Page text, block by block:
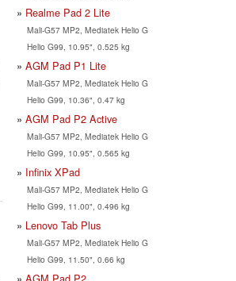
Realme Pad 2 Lite
Mali-G57 MP2, Mediatek Helio G
Helio G99, 10.95", 0.525 kg
AGM Pad P1 Lite
Mali-G57 MP2, Mediatek Helio G
Helio G99, 10.36", 0.47 kg
AGM Pad P2 Active
Mali-G57 MP2, Mediatek Helio G
Helio G99, 10.95", 0.565 kg
Infinix XPad
Mali-G57 MP2, Mediatek Helio G
Helio G99, 11.00", 0.496 kg
Lenovo Tab Plus
Mali-G57 MP2, Mediatek Helio G
Helio G99, 11.50", 0.66 kg